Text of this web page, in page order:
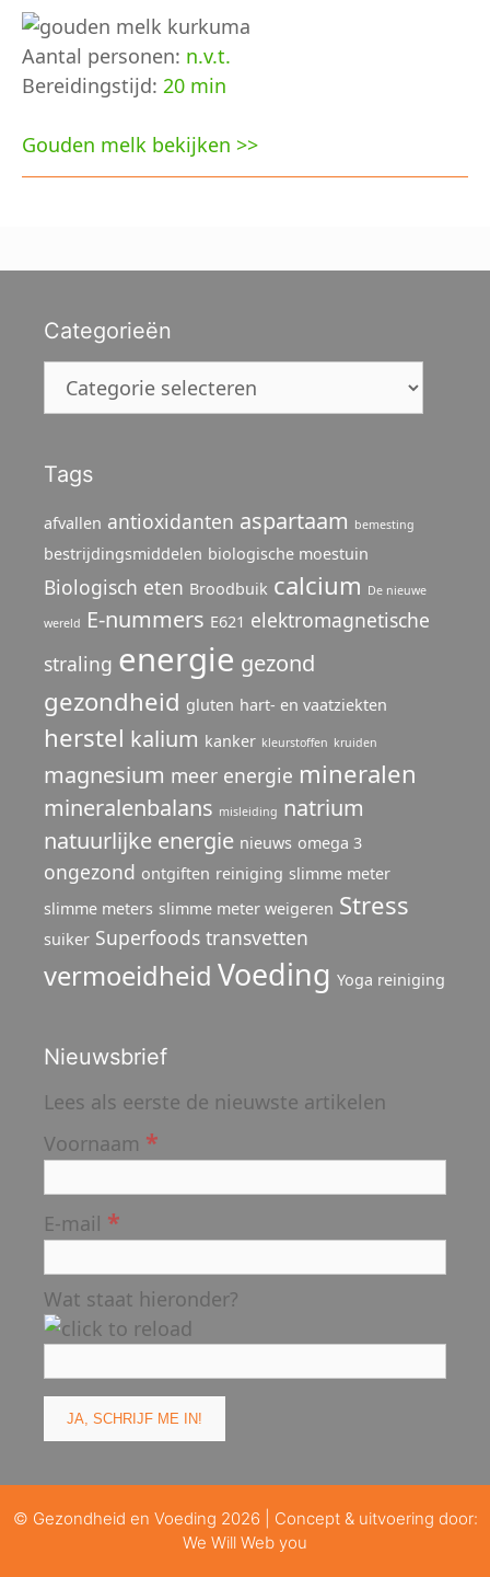
Aantal personen: n.v.t.
Bereidingstijd: 20 min
Gouden melk bekijken >>
Categorieën
Categorieën
Tags
afvallen antioxidanten aspartaam bemesting
bestrijdingsmiddelen biologische moestuin
Biologisch eten Broodbuik calcium De nieuwe
wereld E-nummers E621 elektromagnetische
straling energie gezond
gezondheid gluten hart- en vaatziekten
herstel kalium kanker kleurstoffen kruiden
magnesium meer energie mineralen
mineralenbalans misleiding natrium
natuurlijke energie nieuws omega 3
ongezond ontgiften reiniging slimme meter
slimme meters slimme meter weigeren Stress
suiker Superfoods transvetten
vermoeidheid Voeding Yoga reiniging
Nieuwsbrief
Lees als eerste de nieuwste artikelen
Voornaam *
E-mail *
Wat staat hieronder?
© Gezondheid en Voeding 2026 | Concept & uitvoering door:
We Will Web you